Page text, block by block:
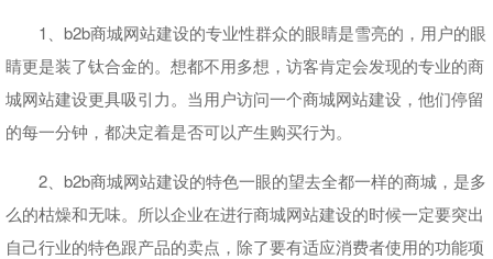
1、b2b商城网站建设的专业性群众的眼睛是雪亮的，用户的眼
睛更是装了钛合金的。想都不用多想，访客肯定会发现的专业的商
城网站建设更具吸引力。当用户访问一个商城网站建设，他们停留
的每一分钟，都决定着是否可以产生购买行为。
2、b2b商城网站建设的特色一眼的望去全都一样的商城，是多
么的枯燥和无味。所以企业在进行商城网站建设的时候一定要突出
自己行业的特色跟产品的卖点，除了要有适应消费者使用的功能项